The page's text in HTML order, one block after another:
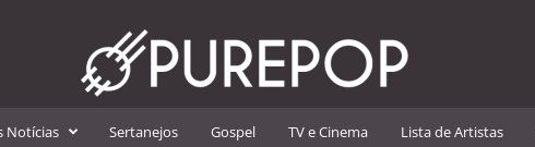
Notícias Sertanejos Gospel TV e Cinema Lista de Artistas